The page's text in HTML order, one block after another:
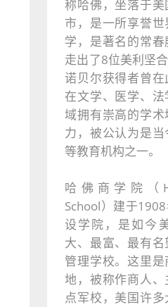
称哈佛，坐落于
市，是一所享誉
学，是著名的常
走出了8位美利坚
诺贝尔获得者曾
在文学、医学、
域拥有崇高的学
力，被公认为是
等教育机构之一。
哈佛商学院（
School）建于
设学院，是如今
大、最富、最有
管理学校。这里
地，被称作商人
点军校，美国许